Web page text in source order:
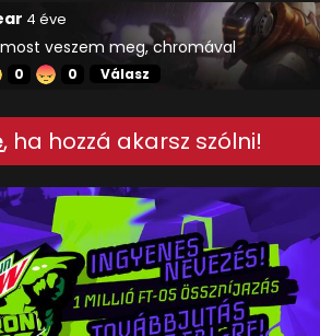
4 éve
veszem meg, chromával
0 0 Válasz
, ha hozzá akarsz szólni!